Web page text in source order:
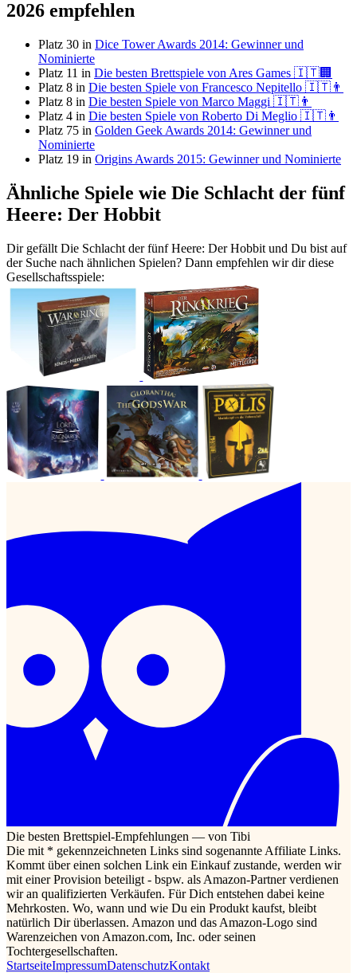
2026 empfehlen
Platz 30 in Dice Tower Awards 2014: Gewinner und
Nominierte
Platz 11 in Die besten Brettspiele von Ares Games 🇮🇹🏢
Platz 8 in Die besten Spiele von Francesco Nepitello 🇮🇹👨
Platz 8 in Die besten Spiele von Marco Maggi 🇮🇹👨
Platz 4 in Die besten Spiele von Roberto Di Meglio 🇮🇹👨
Platz 75 in Golden Geek Awards 2014: Gewinner und
Nominierte
Platz 19 in Origins Awards 2015: Gewinner und Nominierte
Ähnliche Spiele wie Die Schlacht der fünf
Heere: Der Hobbit
Dir gefällt Die Schlacht der fünf Heere: Der Hobbit und Du bist auf
der Suche nach ähnlichen Spielen? Dann empfehlen wir dir diese
Gesellschaftsspiele:
Die besten Brettspiel-Empfehlungen — von Tibi
Die mit * gekennzeichneten Links sind sogenannte Affiliate Links.
Kommt über einen solchen Link ein Einkauf zustande, werden wir
mit einer Provision beteiligt - bspw. als Amazon-Partner verdienen
wir an qualifizierten Verkäufen. Für Dich entstehen dabei keine
Mehrkosten. Wo, wann und wie Du ein Produkt kaufst, bleibt
natürlich Dir überlassen. Amazon und das Amazon-Logo sind
Warenzeichen von Amazon.com, Inc. oder seinen
Tochtergesellschaften.
StartseiteImpressumDatenschutzKontakt